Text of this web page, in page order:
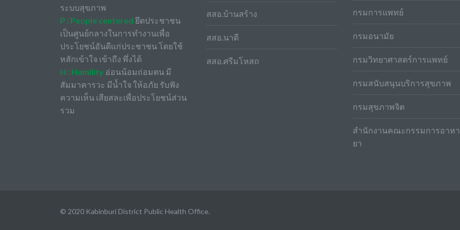
ระบบสุขภาพ
P : People centered ยึดประชาชน
เป็นศูนย์กลางในการทำงานเพื่อ
ประโยชน์อันดีแก่ประชาชน โดยใช้
หลักเข้าใจ เข้าถึง พึ่งได้
H : Humility อ่อนน้อมถ่อมตน มี
สัมมาคารวะ มีน้ำใจ ให้อภัย รับฟัง
ความเห็น เสียสละเพื่อประโยชน์ส่วน
รวม
สสอ.บ้านสร้าง
สสอ.นาดี
สสอ.ศรีมโหสถ
กรมการแพทย์
กรมอนามัย
กรมวิทยาศาสตร์การแพทย์
กรมสนับสนุนบริการสุขภาพ
กรมสุขภาพจิต
สำนักงานคณะกรรมการอาห
ยา
© 2020 Kabinburi District Public Health Office.